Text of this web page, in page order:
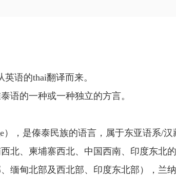
语的thai翻译而来。
语的一种或一种独立的方言。
，是傣泰民族的语言，属于东亚语系/
北、柬埔寨西北、中国西南、印度东北的
缅甸北部及西北部、印度东北部），兰